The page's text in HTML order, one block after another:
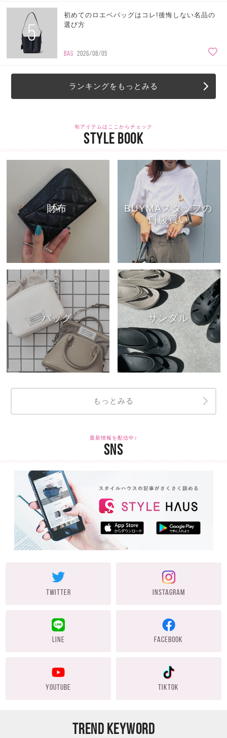
5
初めてのロエベバッグはコレ!後悔しない名品の
選び方
BAG 2026/08/05
ランキングをもっとみる
旬アイテムはここからチェック
STYLE BOOK
財布
BUYMAスタッフの
自腹買い
バッグ サンダル
もっとみる
最新情報を配信中♪
SNS
TWITTER INSTAGRAM
LINE FACEBOOK
YOUTUBE TIKTOK
TREND KEYWORD